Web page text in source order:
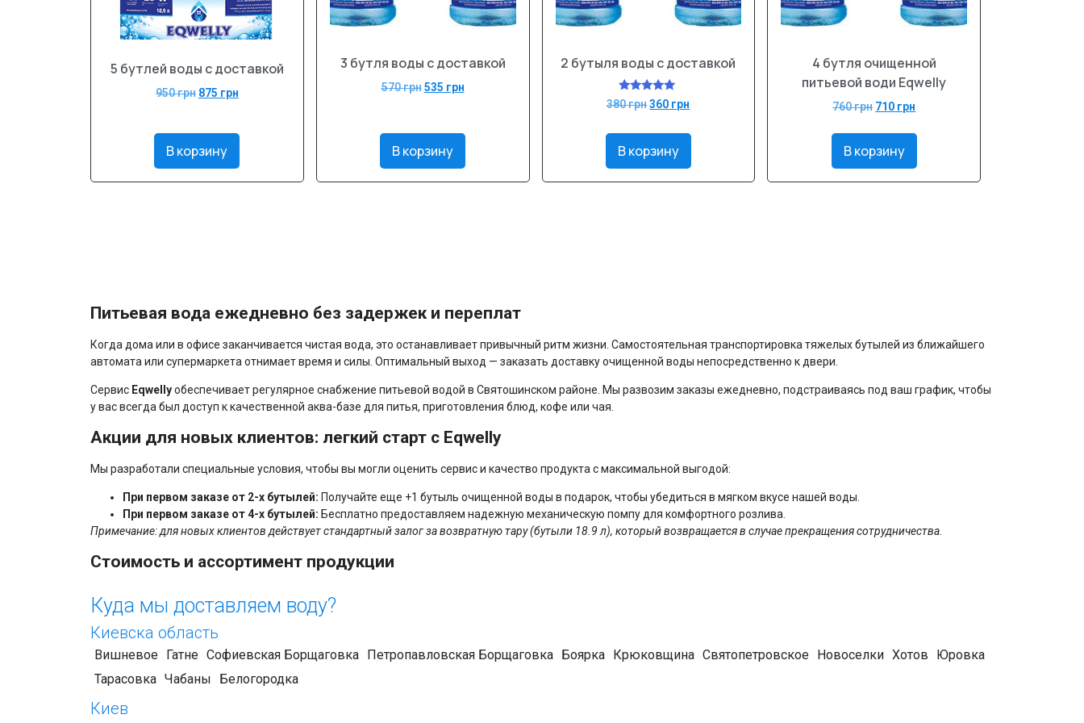
5 бутлей воды с доставкой
950грн 875 грн
В корзину
3 бутля воды с доставкой
570грн 535 грн
В корзину
2 бутыля воды с доставкой
Оценка
5.00
380грн360 грн
В корзину
4 бутля очищенной
питьевой води Eqwelly
760грн 710 грн
В корзину
Питьевая вода ежедневно без задержек и переплат
Когда дома или в офисе заканчивается чистая вода, это останавливает привычный ритм жизни. Самостоятельная транспортировка тяжелых бутылей из ближайшего
автомата или супермаркета отнимает время и силы. Оптимальный выход — заказать доставку очищенной воды непосредственно к двери.
Сервис Eqwellyобеспечивает регулярное снабжение питьевой водой в Святошинском районе. Мы развозим заказы ежедневно, подстраиваясь под ваш график, чтобы
у вас всегда был доступ к качественной аква-базе для питья, приготовления блюд, кофе или чая.
Акции для новых клиентов: легкий старт с Eqwelly
Мы разработали специальные условия, чтобы вы могли оценить сервис и качество продукта с максимальной выгодой:
При первом заказе от 2-х бутылей: Получайте еще +1 бутыль очищенной воды в подарок, чтобы убедиться в мягком вкусе нашей воды.
При первом заказе от 4-х бутылей: Бесплатно предоставляем надежную механическую помпу для комфортного розлива.
Примечание: для новых клиентов действует стандартный залог за возвратную тару (бутыли 18.9 л), который возвращается в случае прекращения сотрудничества.
Стоимость и ассортимент продукции
жесткости, хлора, органических соединений и тяжелых металлов. Такая вода не оставляет накипи на стенках чайника, кофемашины или кулера и безопасна для
ежедневного употребления всей семьей.
Очищенная вода Eqwelly
Куда мы доставляем воду?
Киевска область
Вишневое Гатне Софиевская Борщаговка Петропавловская Борщаговка Боярка Крюковщина Святопетровское Новоселки Хотов
Юровка
Тарасовка Чабаны Белогородка
Киев